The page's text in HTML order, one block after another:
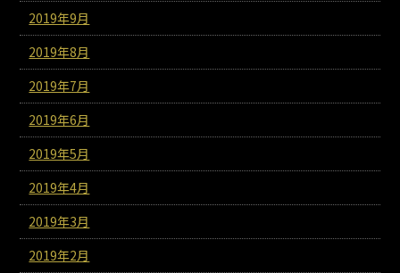
2019年9月
2019年8月
2019年7月
2019年6月
2019年5月
2019年4月
2019年3月
2019年2月